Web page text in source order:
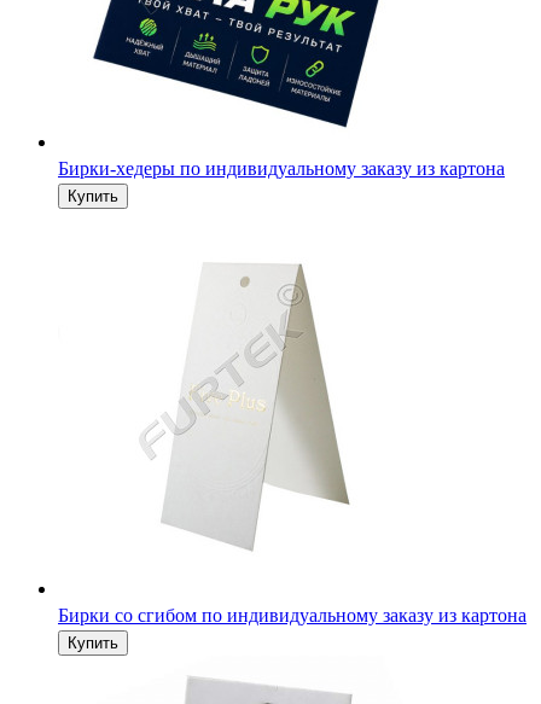
Бирки-хедеры по индивидуальному заказу из картона
Бирки со сгибом по индивидуальному заказу из картона